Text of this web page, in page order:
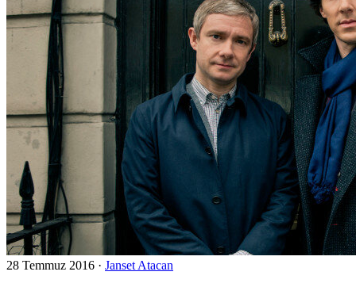
28 Temmuz 2016 · Janset Atacan